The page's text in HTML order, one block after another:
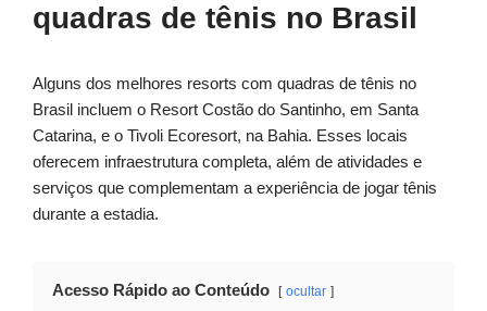
quadras de tênis no Brasil
Alguns dos melhores resorts com quadras de tênis no
Brasil incluem o Resort Costão do Santinho, em Santa
Catarina, e o Tivoli Ecoresort, na Bahia. Esses locais
oferecem infraestrutura completa, além de atividades e
serviços que complementam a experiência de jogar tênis
durante a estadia.
Acesso Rápido ao Conteúdo ocultar